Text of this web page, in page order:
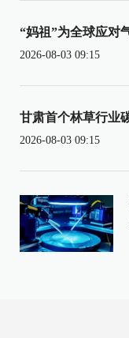
“妈祖”为全球应对
2026-08-03 09:15
甘肃首个林草行业
2026-08-03 09:15